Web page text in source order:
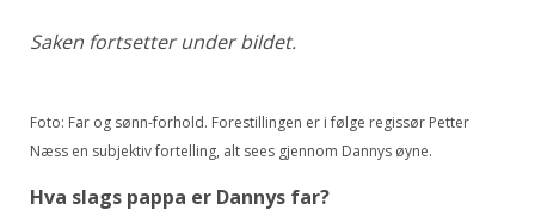
Saken fortsetter under bildet.
Foto: Far og sønn-forhold. Forestillingen er i følge regissør Petter
Næss en subjektiv fortelling, alt sees gjennom Dannys øyne.
Hva slags pappa er Dannys far?